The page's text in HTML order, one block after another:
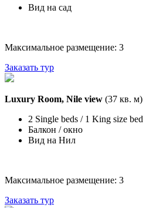
Вид на сад
Максимальное размещение: 3
Заказать тур
Luxury Room, Nile view (37 кв. м)
2 Single beds / 1 King size bed
Балкон / окно
Вид на Нил
Максимальное размещение: 3
Заказать тур